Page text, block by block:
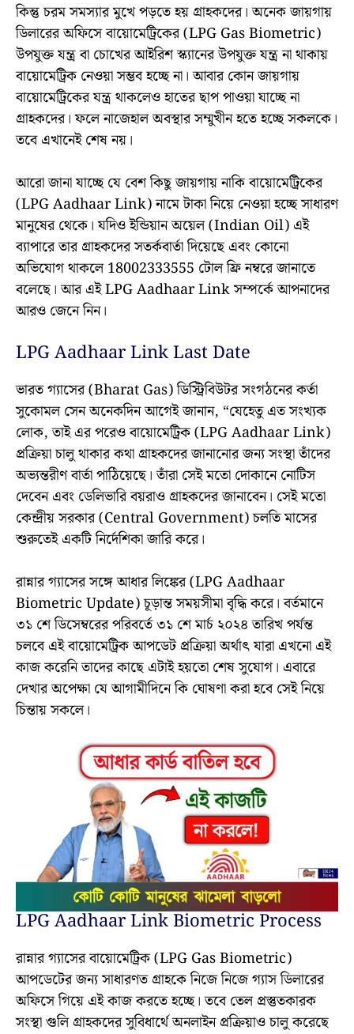
কিন্তু চরম সমস্যার মুখে পড়তে হয় গ্রাহকদের। অনেক জায়গায়
ডিলারের অফিসে বায়োমেট্রিকের (LPG Gas Biometric)
উপযুক্ত যন্ত্র বা চোখের আইরিশ স্ক্যানের উপযুক্ত যন্ত্র না থাকায়
বায়োমেট্রিক নেওয়া সম্ভব হচ্ছে না। আবার কোন জায়গায়
বায়োমেট্রিকের যন্ত্র থাকলেও হাতের ছাপ পাওয়া যাচ্ছে না
গ্রাহকদের। ফলে নাজেহাল অবস্থার সম্মুখীন হতে হচ্ছে সকলকে।
তবে এখানেই শেষ নয়।
আরো জানা যাচ্ছে যে বেশ কিছু জায়গায় নাকি বায়োমেট্রিকের
(LPG Aadhaar Link) নামে টাকা নিয়ে নেওয়া হচ্ছে সাধারণ
মানুষের থেকে। যদিও ইন্ডিয়ান অয়েল (Indian Oil) এই
ব্যাপারে তার গ্রাহকদের সতর্কবার্তা দিয়েছে এবং কোনো
অভিযোগ থাকলে 18002333555 টোল ফ্রি নম্বরে জানাতে
বলেছে। আর এই LPG Aadhaar Link সম্পর্কে আপনাদের
আরও জেনে নিন।
LPG Aadhaar Link Last Date
ভারত গ্যাসের (Bharat Gas) ডিস্ট্রিবিউটর সংগঠনের কর্তা
সুকোমল সেন অনেকদিন আগেই জানান, “যেহেতু এত সংখ্যক
লোক, তাই এর পরেও বায়োমেট্রিক (LPG Aadhaar Link)
প্রক্রিয়া চালু থাকার কথা গ্রাহকদের জানানোর জন্য সংস্থা তাঁদের
অভ্যন্তরীণ বার্তা পাঠিয়েছে। তাঁরা সেই মতো দোকানে নোটিস
দেবেন এবং ডেলিভারি বয়রাও গ্রাহকদের জানাবেন। সেই মতো
কেন্দ্রীয় সরকার (Central Government) চলতি মাসের
শুরুতেই একটি নির্দেশিকা জারি করে।
রান্নার গ্যাসের সঙ্গে আধার লিঙ্কের (LPG Aadhaar
Biometric Update) চূড়ান্ত সময়সীমা বৃদ্ধি করে। বর্তমানে
৩১ শে ডিসেম্বরের পরিবর্তে ৩১ শে মার্চ ২০২৪ তারিখ পর্যন্ত
চলবে এই বায়োমেট্রিক আপডেট প্রক্রিয়া অর্থাৎ যারা এখনো এই
কাজ করেনি তাদের কাছে এটাই হয়তো শেষ সুযোগ। এবারে
দেখার অপেক্ষা যে আগামীদিনে কি ঘোষণা করা হবে সেই নিয়ে
চিন্তায় সকলে।
LPG Aadhaar Link Biometric Process
রান্নার গ্যাসের বায়োমেট্রিক (LPG Gas Biometric)
আপডেটের জন্য সাধারণত গ্রাহকে নিজে নিজে গ্যাস ডিলারের
অফিসে গিয়ে এই কাজ করতে হচ্ছে। তবে তেল প্রস্তুতকারক
সংস্থা গুলি গ্ৰাহকদের সুবিধার্থে অনলাইন প্রক্রিয়াও চালু করেছে